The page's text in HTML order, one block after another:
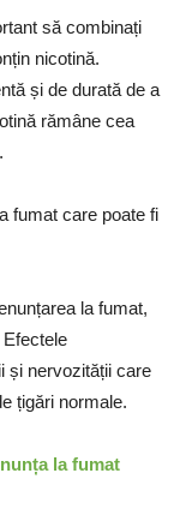
să combinați
nicotină.
și de durată de a
rămâne cea
fumat care poate fi
la fumat,
și nervozității care
țigări normale.
la fumat